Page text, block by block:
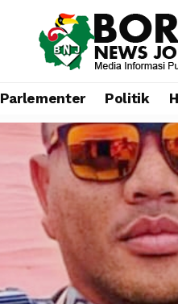
Parlementer Politik